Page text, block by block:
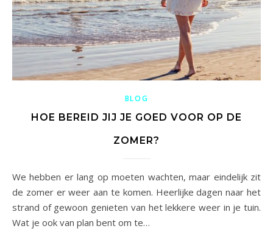
BLOG
HOE BEREID JIJ JE GOED VOOR OP DE
ZOMER?
We hebben er lang op moeten wachten, maar eindelijk zit
de zomer er weer aan te komen. Heerlijke dagen naar het
strand of gewoon genieten van het lekkere weer in je tuin.
Wat je ook van plan bent om te…